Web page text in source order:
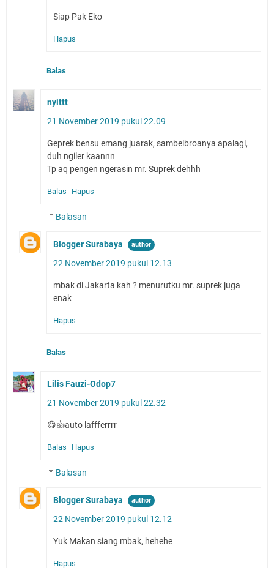
Siap Pak Eko
Hapus
Balas
nyittt
21 November 2019 pukul 22.09
Geprek bensu emang juarak, sambelbroanya apalagi,
duh ngiler kaannn
Tp aq pengen ngerasin mr. Suprek dehhh
Balas Hapus
Balasan
Blogger Surabaya
22 November 2019 pukul 12.13
mbak di Jakarta kah ? menurutku mr. suprek juga
enak
Hapus
Balas
Lilis Fauzi-Odop7
21 November 2019 pukul 22.32
😋👍auto laffferrrr
Balas Hapus
Balasan
Blogger Surabaya
22 November 2019 pukul 12.12
Yuk Makan siang mbak, hehehe
Hapus